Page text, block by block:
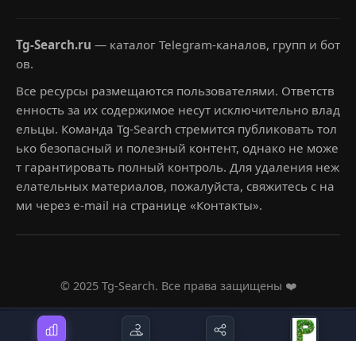
Tg-Search.ru — каталог Telegram-каналов, групп и бот
ов.
Все ресурсы размещаются пользователями. Ответств
енность за их содержимое несут исключительно влад
ельцы. Команда Tg-Search стремится публиковать тол
ько безопасный и полезный контент, однако не може
т гарантировать полный контроль. Для удаления неж
елательных материалов, пожалуйста, свяжитесь с на
ми через e-mail на странице «Контакты».
© 2025 Tg-Search. Все права защищены ❤️